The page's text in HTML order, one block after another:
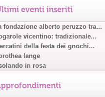
eventi inseriti
fondazione alberto peruzzo tra...
vicentino: tradizionale...
della festa dei gnochi...
lange
in rosa